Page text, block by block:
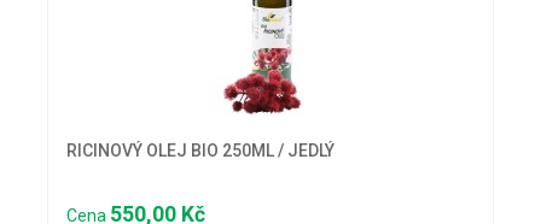
RICINOVÝ OLEJ BIO 250ML / JEDLÝ
Cena 550,00 Kč